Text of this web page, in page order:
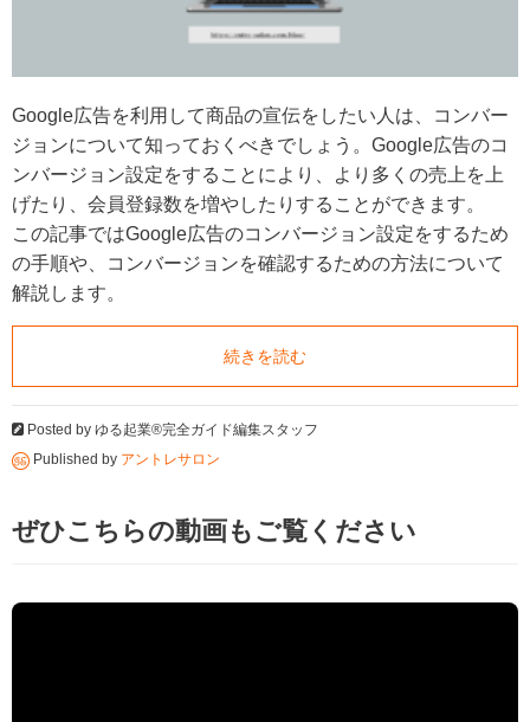
Google広告を利用して商品の宣伝をしたい人は、コンバー
ジョンについて知っておくべきでしょう。Google広告のコ
ンバージョン設定をすることにより、より多くの売上を上
げたり、会員登録数を増やしたりすることができます。
この記事ではGoogle広告のコンバージョン設定をするため
の手順や、コンバージョンを確認するための方法について
解説します。
続きを読む
Posted by ゆる起業®完全ガイド編集スタッフ
Published by アントレサロン
ぜひこちらの動画もご覧ください